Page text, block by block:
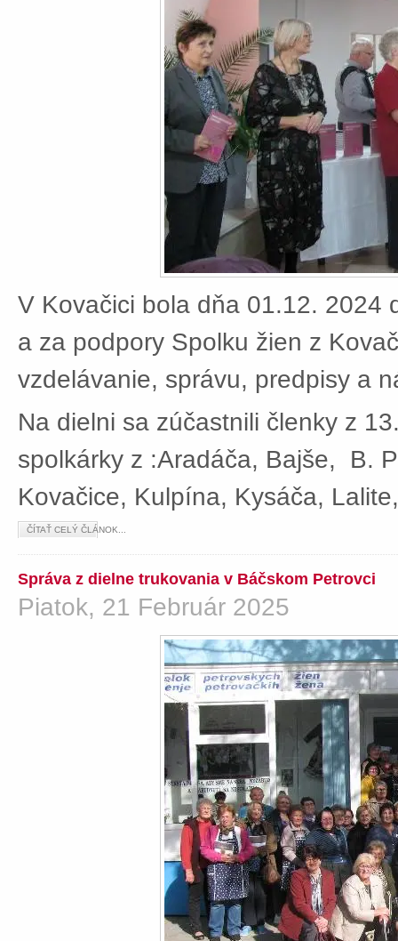
V Kovačici bola dňa 01.12. 2024
a za podpory Spolku žien z
vzdelávanie, správu, predpisy a
Na dielni sa zúčastnili členky z
spolkárky z :Aradáča, Bajše, B.
Kovačice, Kulpína, Kysáča,
ČÍTAŤ CELÝ ČLÁNOK...
Správa z dielne trukovania v Báčskom Petrovci
Piatok, 21 Február 2025